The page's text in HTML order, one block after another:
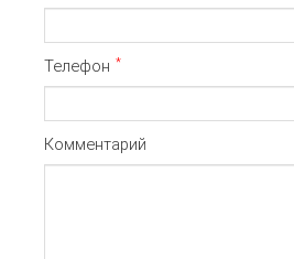
Телефон *
Комментарий